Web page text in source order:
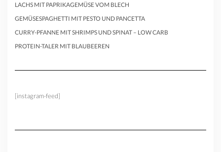
LACHS MIT PAPRIKAGEMÜSE VOM BLECH
GEMÜSESPAGHETTI MIT PESTO UND PANCETTA
CURRY-PFANNE MIT SHRIMPS UND SPINAT – LOW CARB
PROTEIN-TALER MIT BLAUBEEREN
[instagram-feed]